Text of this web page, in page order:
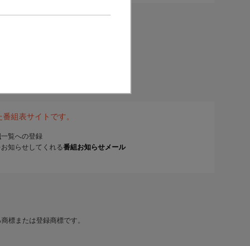
組表サイトです。
一覧への登録
知らせしてくれる番組お知らせメール
標または登録商標です。